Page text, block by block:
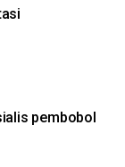
pembobol